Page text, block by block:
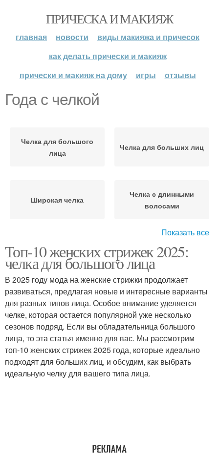
ПРИЧЕСКА И МАКИЯЖ
главная новости
виды макияжа и причесок
как делать прически и макияж
прически и макияж на дому
игры отзывы
Года с челкой
Челка для большого
лица
Челка для больших лиц
Широкая челка
Челка с длинными
волосами
Пикси с челкой Боб с челкой
Стрижка с челкой
Стрижка с широкой
челкой
Года для большого
лица
Челка для женщин
Показать все
Топ-10 женских стрижек 2025:
челка для большого лица
В 2025 году мода на женские стрижки продолжает
развиваться, предлагая новые и интересные варианты
для разных типов лица. Особое внимание уделяется
челке, которая остается популярной уже несколько
сезонов подряд. Если вы обладательница большого
лица, то эта статья именно для вас. Мы рассмотрим
топ-10 женских стрижек 2025 года, которые идеально
подходят для больших лиц, и обсудим, как выбрать
идеальную челку для вашего типа лица.